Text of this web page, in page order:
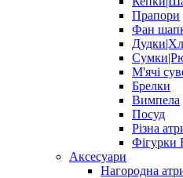
Прапори
Фан
М'ячі
Брелки
Вимпела
Посуд
Різна
Фігурки
Аксесуари
Нагородна